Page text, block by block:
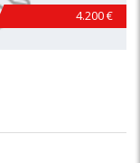
4.200 €